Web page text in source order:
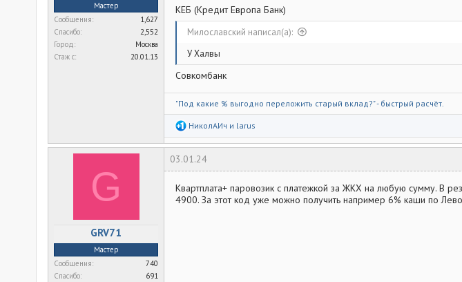
Мастер
Сообщения
1,627
Спасибо
2,552
Город
Москва
Стаж c
20.01.13
КЕБ (Кредит Европа Банк)
Милославский написал(а):
У Халвы
Совкомбанк
"Под какие % выгодно переложить старый вклад?" - быстрый расчёт.
Р
а
ц
и
:
НиколАИч и larus
G
GRV71
Мастер
Сообщения
740
Спасибо
691
03.01.24
Квартплата+ паровозик с платежкой за ЖКХ на любую сумму. В
4900. За этот код уже можно получить например 6% каши по